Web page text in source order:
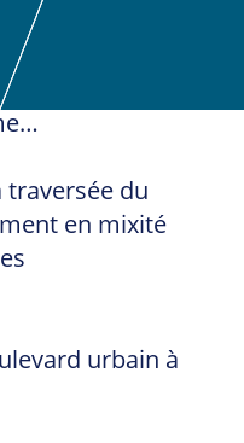
traversée du
en mixité
urbain à